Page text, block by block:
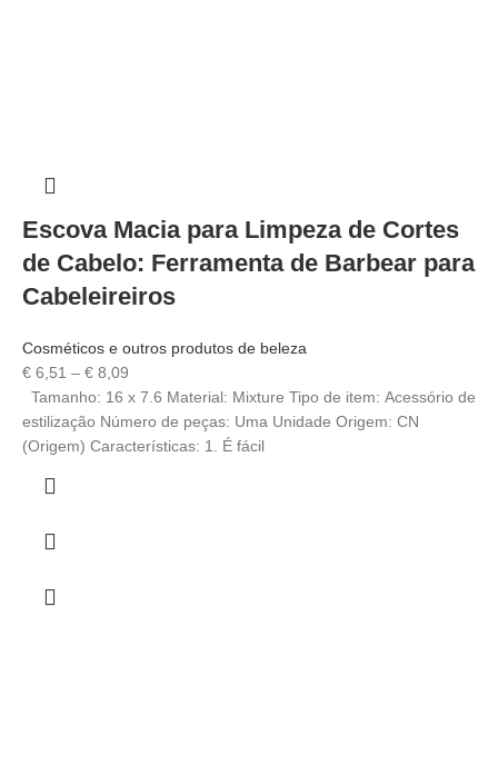
Escova Macia para Limpeza de Cortes
de Cabelo: Ferramenta de Barbear para
Cabeleireiros
Cosméticos e outros produtos de beleza
€ 6,51 – € 8,09
Tamanho: 16 x 7.6 Material: Mixture Tipo de item: Acessório de
estilização Número de peças: Uma Unidade Origem: CN
(Origem) Características: 1. É fácil